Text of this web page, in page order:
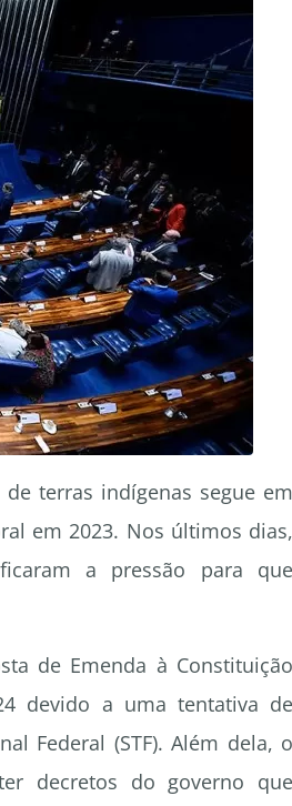
terras indígenas segue em
em 2023. Nos últimos dias,
a pressão para que
de Emenda à Constituição
devido a uma tentativa de
Federal (STF). Além dela, o
decretos do governo que